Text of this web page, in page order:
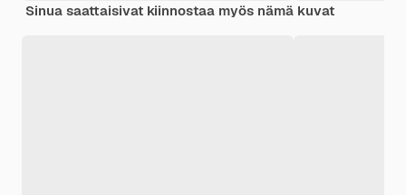
Sinua saattaisivat kiinnostaa myös nämä kuvat